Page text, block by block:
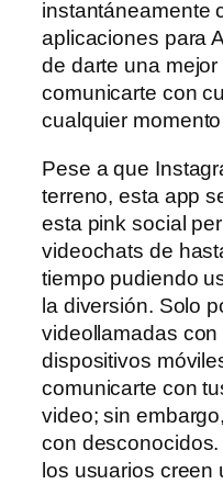
instantáneamente
aplicaciones para
de darte una
comunicarte con
cualquier
Pese a que
terreno, esta app
esta pink social
videochats de
tiempo pudiendo
la diversión. Solo
videollamadas
dispositivos
comunicarte con
video; sin
con
los usuarios creen